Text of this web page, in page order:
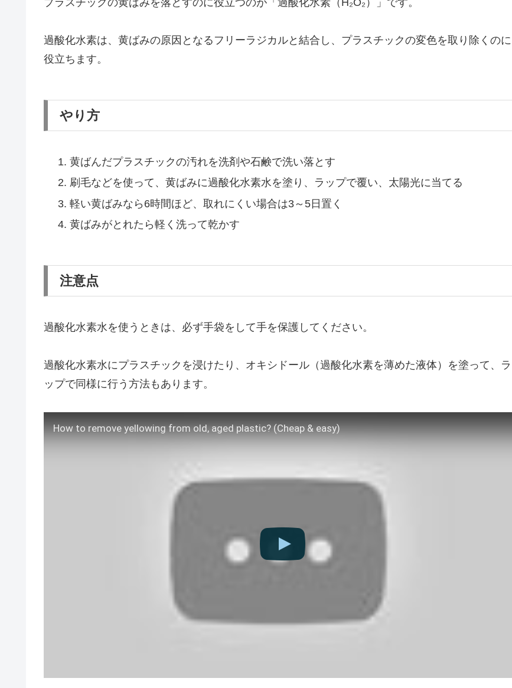
過酸化水素は、黄ばみの原因となるフリーラジカルと結合し、プラスチックの変色を取り除くのに
役立ちます。
やり方
黄ばんだプラスチックの汚れを洗剤や石鹸で洗い落とす
刷毛などを使って、黄ばみに過酸化水素水を塗り、ラップで覆い、太陽光に当てる
軽い黄ばみなら6時間ほど、取れにくい場合は3～5日置く
黄ばみがとれたら軽く洗って乾かす
注意点
過酸化水素水を使うときは、必ず手袋をして手を保護してください。
過酸化水素水にプラスチックを浸けたり、オキシドール（過酸化水素を薄めた液体）を塗って、ラ
ップで同様に行う方法もあります。
How to remove yellowing from old, aged plastic? (Cheap & easy)